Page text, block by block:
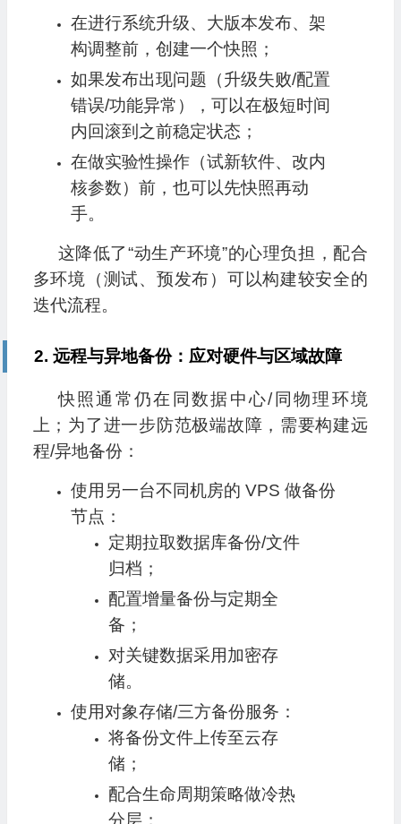
在进行系统升级、大版本发布、架
构调整前，创建一个快照；
如果发布出现问题（升级失败/配置
错误/功能异常），可以在极短时间
内回滚到之前稳定状态；
在做实验性操作（试新软件、改内
核参数）前，也可以先快照再动
手。
这降低了“动生产环境”的心理负担，配合
多环境（测试、预发布）可以构建较安全的
迭代流程。
2. 远程与异地备份：应对硬件与区域故障
快照通常仍在同数据中心/同物理环境
上；为了进一步防范极端故障，需要构建远
程/异地备份：
使用另一台不同机房的 VPS 做备份
节点：
定期拉取数据库备份/文件
归档；
配置增量备份与定期全
备；
对关键数据采用加密存
储。
使用对象存储/三方备份服务：
将备份文件上传至云存
储；
配合生命周期策略做冷热
分层；